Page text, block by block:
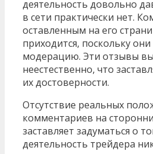
деятельность довольно
в сети практически нет.
оставленным на его
приходится, поскольку
модерацию. Эти отзывы
неестественно, что
их достоверности.
Отсутствие реальных
комментариев на
заставляет задуматься о
деятельность трейдера